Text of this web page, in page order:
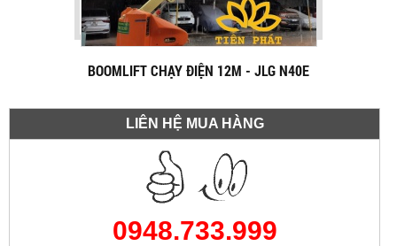
BOOMLIFT CHẠY ĐIỆN 12M - JLG N40E
LIÊN HỆ MUA HÀNG
0948.733.999